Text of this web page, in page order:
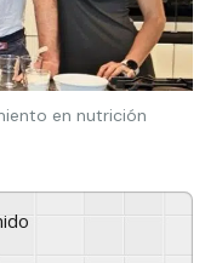
en nutrición